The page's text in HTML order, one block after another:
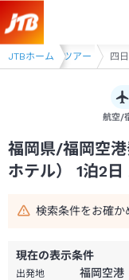
JTBホーム
桑名 旅行・ツアー 四
航空/
福岡県/福岡空
ホテル） 1泊2
検索条件をお確か
現在の表示条件
出発地 福岡空港